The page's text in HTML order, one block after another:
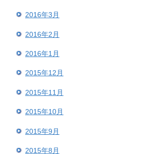
2016年3月
2016年2月
2016年1月
2015年12月
2015年11月
2015年10月
2015年9月
2015年8月